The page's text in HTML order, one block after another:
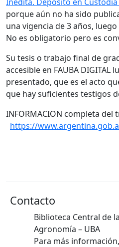
porque aún no ha sido
una vigencia de 3 años,
No es obligatorio pero es
Su tesis o trabajo final de
accesible en FAUBA
presentado, que es el acto
que hay suficientes testigos
INFORMACION completa del
https://
Contacto
Biblioteca Central de
Agronomía – UBA
Para más